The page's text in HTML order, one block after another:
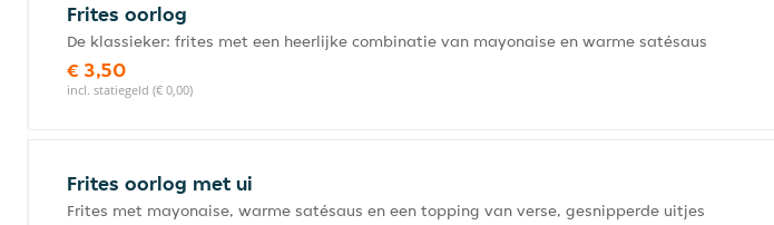
Frites oorlog
De klassieker: frites met een heerlijke combinatie van mayonaise en warme satésaus
€ 3,50
incl. statiegeld (€ 0,00)
Frites oorlog met ui
Frites met mayonaise, warme satésaus en een topping van verse, gesnipperde uitjes